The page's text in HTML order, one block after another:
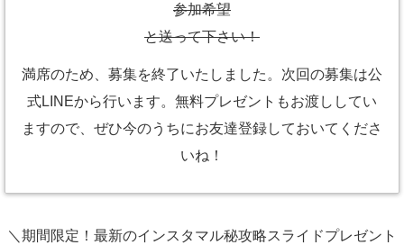
参加希望
と送って下さい！
満席のため、募集を終了いたしました。次回の募集は公
式LINEから行います。無料プレゼントもお渡ししてい
ますので、ぜひ今のうちにお友達登録しておいてくださ
いね！
＼期間限定！最新のインスタマル秘攻略スライドプレゼント